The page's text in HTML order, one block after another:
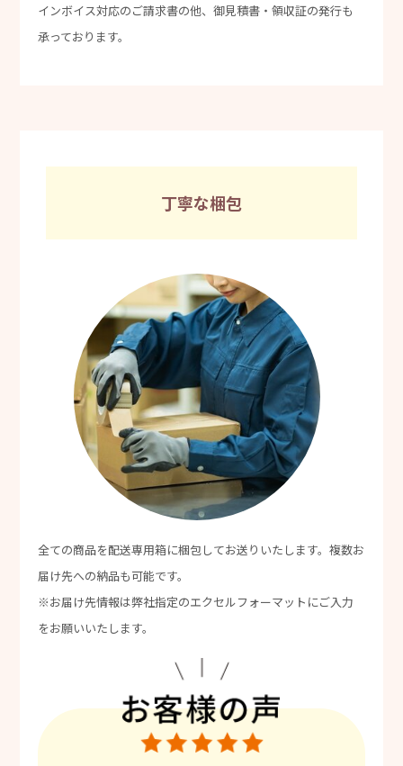
インボイス対応のご請求書の他、御見積書・領収証の発行も
承っております。
丁寧な梱包
全ての商品を配送専用箱に梱包してお送りいたします。複数お
届け先への納品も可能です。
※お届け先情報は弊社指定のエクセルフォーマットにご入力
をお願いいたします。